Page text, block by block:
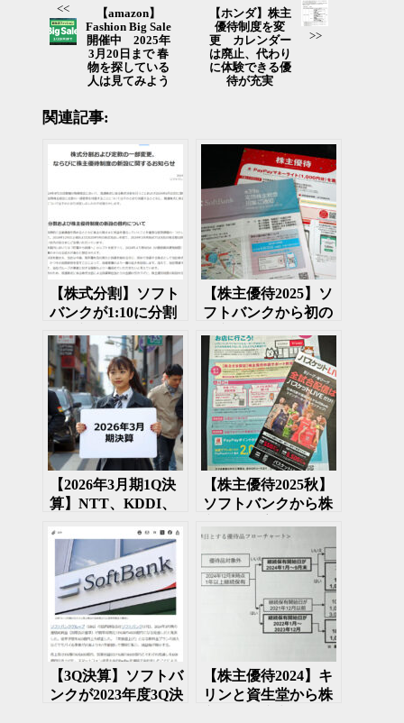
<<
【amazon】
Fashion Big Sale
開催中 2025年
3月20日まで 春
物を探している
人は見てみよう
【ホンダ】株主
優待制度を変
更 カレンダー
は廃止、代わり
に体験できる優
待が充実
>>
関連記事:
【株式分割】ソフト
バンクが1:10に分割
SBテクノロジーに
TOB開始
【株主優待2025】ソ
フトバンクから初の
2025年６月
【2026年3月期1Q決
算】NTT、KDDI、
【株主優待2025秋】
ソフトバンクから株
た 2025年12月
【3Q決算】ソフトバ
ンクが2023年度3Q決
【株主優待2024】キ
リンと資生堂から株